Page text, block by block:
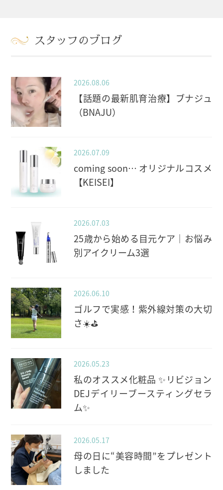
スタッフのブログ
2026.08.06
【話題の最新肌育治療】ブナジュ
（BNAJU）
2026.07.09
coming soon… オリジナルコスメ
【KEISEI】
2026.07.03
25歳から始める目元ケア｜お悩み
別アイクリーム3選
2026.06.10
ゴルフで実感！紫外線対策の大切
さ☀️⛳️
2026.05.23
私のオススメ化粧品 ✨️リビジョン
DEJデイリーブースティングセラ
ム✨️
2026.05.17
母の日に“美容時間”をプレゼント
しました